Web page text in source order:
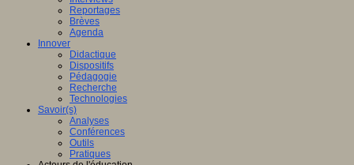
Reportages
Brèves
Agenda
Innover
Didactique
Dispositifs
Pédagogie
Recherche
Technologies
Savoir(s)
Analyses
Conférences
Outils
Pratiques